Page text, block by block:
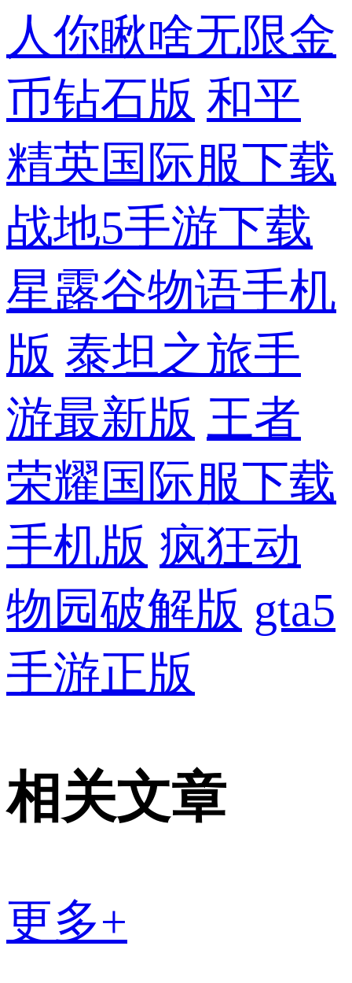
人你瞅啥无限金
币钻石版 和平
精英国际服下载
战地5手游下载
星露谷物语手机
版 泰坦之旅手
游最新版 王者
荣耀国际服下载
手机版 疯狂动
物园破解版 gta5
手游正版
相关文章
更多+